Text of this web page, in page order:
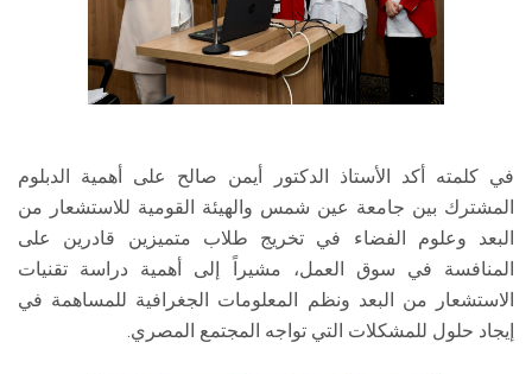
في كلمته أكد الأستاذ الدكتور أيمن صالح على أهمية الدبلوم
المشترك بين جامعة عين شمس والهيئة القومية للاستشعار من
البعد وعلوم الفضاء في تخريج طلاب متميزين قادرين على
المنافسة في سوق العمل، مشيراً إلى أهمية دراسة تقنيات
الاستشعار من البعد ونظم المعلومات الجغرافية للمساهمة في
إيجاد حلول للمشكلات التي تواجه المجتمع المصري.